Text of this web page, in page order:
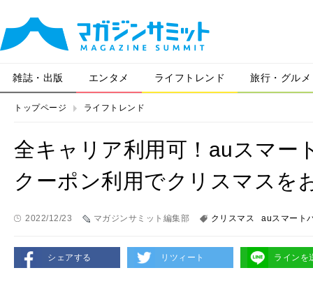
雑誌・出版 エンタメ ライフトレンド 旅行・グルメ
トップページ ライフトレンド
全キャリア利用可！auスマ
クーポン利用でクリスマスを
2022/12/23 マガジンサミット編集部 クリスマス auスマート
シェアする リツィート ラインを